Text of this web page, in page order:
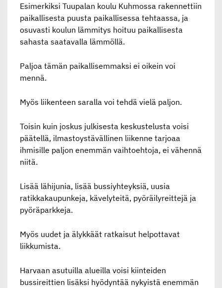
Esimerkiksi Tuupalan koulu Kuhmossa rakennettiin
paikallisesta puusta paikallisessa tehtaassa, ja
osuvasti koulun lämmitys hoituu paikallisesta
sahasta saatavalla lämmöllä.
Paljoa tämän paikallisemmaksi ei oikein voi
mennä.
Myös liikenteen saralla voi tehdä vielä paljon.
Toisin kuin joskus julkisesta keskustelusta voisi
päätellä, ilmastoystävällinen liikenne tarjoaa
ihmisille paljon enemmän vaihtoehtoja, ei vähennä
niitä.
Lisää lähijunia, lisää bussiyhteyksiä, uusia
ratikkakaupunkeja, kävelyteitä, pyöräilyreittejä ja
pyöräparkkeja.
Myös uudet ja älykkäät ratkaisut helpottavat
liikkumista.
Harvaan asutuilla alueilla voisi kiinteiden
bussireittien lisäksi hyödyntää nykyistä enemmän